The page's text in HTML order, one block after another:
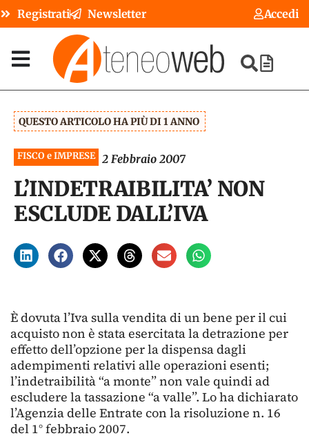
Registrati Newsletter Accedi
QUESTO ARTICOLO HA PIÙ DI 1 ANNO
FISCO e IMPRESE 2 Febbraio 2007
L’INDETRAIBILITA’ NON
ESCLUDE DALL’IVA
È dovuta l’Iva sulla vendita di un bene per il cui
acquisto non è stata esercitata la detrazione per
effetto dell’opzione per la dispensa dagli
adempimenti relativi alle operazioni esenti;
l’indetraibilità “a monte” non vale quindi ad
escludere la tassazione “a valle”. Lo ha dichiarato
l’Agenzia delle Entrate con la risoluzione n. 16
del 1° febbraio 2007.